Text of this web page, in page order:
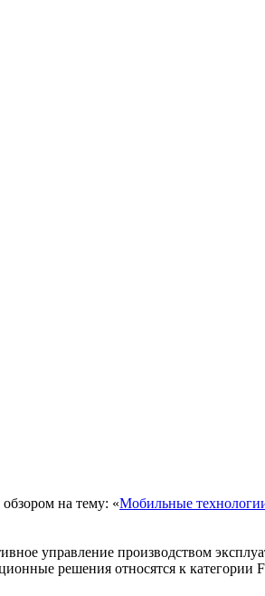
на тему: «Мобильные
управление производством
решения относятся к категории